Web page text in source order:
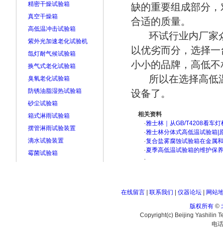
精密干燥试验箱
真空干燥箱
高低温冲击试验箱
紫外光加速老化试验机
氙灯耐气候试验箱
换气式老化试验箱
臭氧老化试验箱
防锈油脂湿热试验箱
砂尘试验箱
箱式淋雨试验箱
摆管淋雨试验装置
滴水试验装置
霉菌试验箱
缺的重要组成部分
合适的质量。
环试行业内厂家
以优劣而分，选择
小小的品牌，高低
所以在选择高低
设备了。
相关资料
·雅士林｜从GB/T4208看车
·雅士林分体式高低温试验箱|
·复合盐雾腐蚀试验箱在金属
·夏季高低温试验箱的维护保
·
在线留言| 联系我们 仪器论坛|
网站
版权所有©
Copyright(c) Beijing Yashilin
电